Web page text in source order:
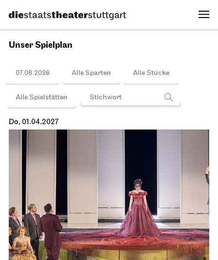
Spielplan
14.03.2027
Schauspiel StuttgartSchauspielhaus
Vor dem Ruhestand